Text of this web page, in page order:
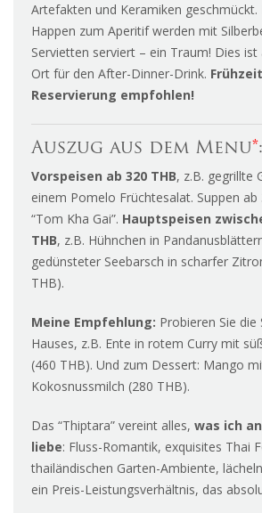
Artefakten und Keramiken geschmückt.
Happen zum Aperitif werden mit
Servietten serviert – ein Traum! Dies
Ort für den After-Dinner-Drink.
Reservierung empfohlen!
Auszug aus dem Menu*:
Vorspeisen ab 320 THB, z.B. gegrillte
einem Pomelo Früchtesalat. Suppen ab
“Tom Kha Gai”. Hauptspeisen
THB, z.B. Hühnchen in
gedünsteter Seebarsch in scharfer
THB).
Meine Empfehlung: Probieren Sie die
Hauses, z.B. Ente in rotem Curry mit
(460 THB). Und zum Dessert: Mango
Kokosnussmilch (280 THB).
Das “Thiptara” vereint alles, was ich
liebe: Fluss-Romantik, exquisites Thai
thailändischen Garten-Ambiente,
ein Preis-Leistungsverhältnis, das